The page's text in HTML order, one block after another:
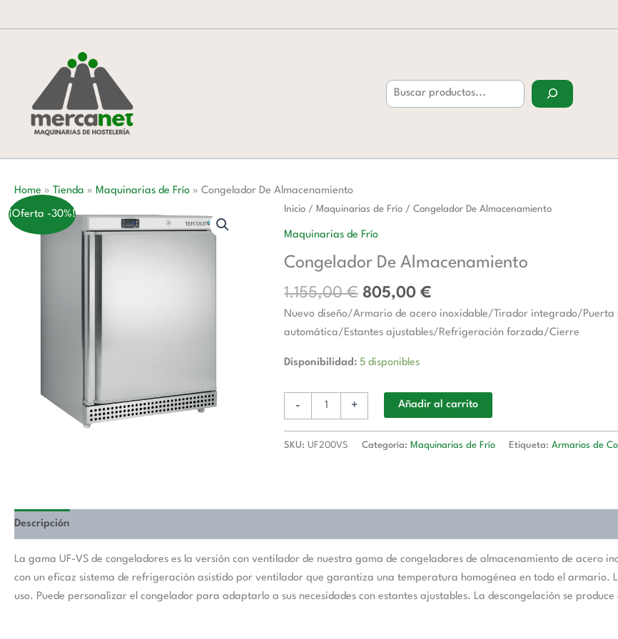
al
Home » Tienda » Maquinarias de Frío » Congelador De Almacenamiento
¡Oferta -30%! Inicio / Maquinarias de Frío / Congelador De Almacenamiento
Maquinarias de Frío
Congelador De Almacenamiento
1.155,00€
El
precio
era:
1.155,00 €.
805,00€
El
es:
Nuevo diseño/Armario de acero inoxidable/Tirador integrado/
automática/Estantes ajustables/Refrigeración forzada/Cierre
Disponibilidad: 5 disponibles
-
Congelador
cantidad
+ Añadir al carrito
SKU:UF200VS Categoría: Maquinarias de Frío Etiqueta:Armarios de
Descripción
La gama UF-VS de congeladores es la versión con ventilador de nuestra gama de congeladores de almacenamiento de acero
con un eficaz sistema de refrigeración asistido por ventilador que garantiza una temperatura homogénea en todo el
uso. Puede personalizar el congelador para adaptarlo a sus necesidades con estantes ajustables. La descongelación se